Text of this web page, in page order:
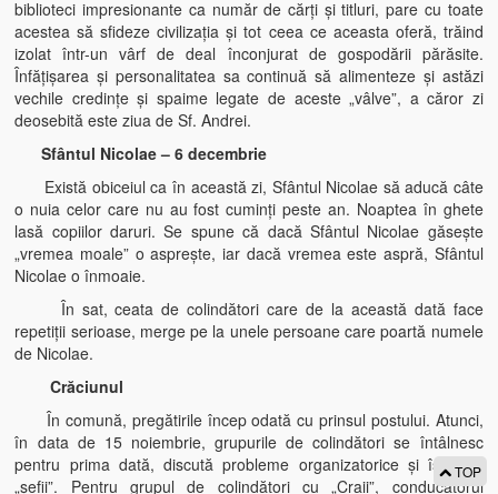
biblioteci impresionante ca număr de cărţi şi titluri, pare cu toate
acestea să sfideze civilizaţia şi tot ceea ce aceasta oferă, trăind
izolat într-un vârf de deal înconjurat de gospodării părăsite.
Înfăţişarea şi personalitatea sa continuă să alimenteze şi astăzi
vechile credinţe şi spaime legate de aceste „vâlve”, a căror zi
deosebită este ziua de Sf. Andrei.
Sfântul Nicolae – 6 decembrie
Există obiceiul ca în această zi, Sfântul Nicolae să aducă câte
o nuia celor care nu au fost cuminţi peste an. Noaptea în ghete
lasă copiilor daruri. Se spune că dacă Sfântul Nicolae găseşte
„vremea moale” o aspreşte, iar dacă vremea este aspră, Sfântul
Nicolae o înmoaie.
În sat, ceata de colindători care de la această dată face
repetiţii serioase, merge pe la unele persoane care poartă numele
de Nicolae.
Crăciunul
În comună, pregătirile încep odată cu prinsul postului. Atunci,
în data de 15 noiembrie, grupurile de colindători se întâlnesc
pentru prima dată, discută probleme organizatorice şi îşi aleg
„şefii”. Pentru grupul de colindători cu „Craii”, conducătorul
TOP